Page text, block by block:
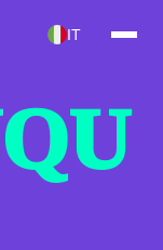
IT